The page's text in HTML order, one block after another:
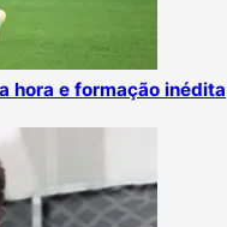
hora e formação inédita